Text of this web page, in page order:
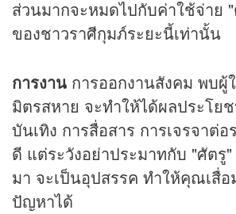
ส่วนมากจะหมดไปกับค่าใช้จ่าย
ของชาวราศีกุมภ์ระยะนี้เท่านั้น
การงาน การออกงานสังคม พบผู้
มิตรสหาย จะทำให้ได้ผลประโย
บันเทิง การสื่อสาร การเจรจาต่
ดี แต่ระวังอย่าประมาทกับ "ศัตรู
มา จะเป็นอุปสรรค ทำให้คุณเสื่อ
ปัญหาได้